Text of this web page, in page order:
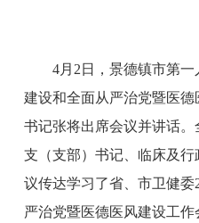
4月2日，景德镇市第
建设和全面从严治党暨医
书记张将出席会议并讲话
支（支部）书记、临床及
议传达学习了省、市卫健委
严治党暨医德医风建设工